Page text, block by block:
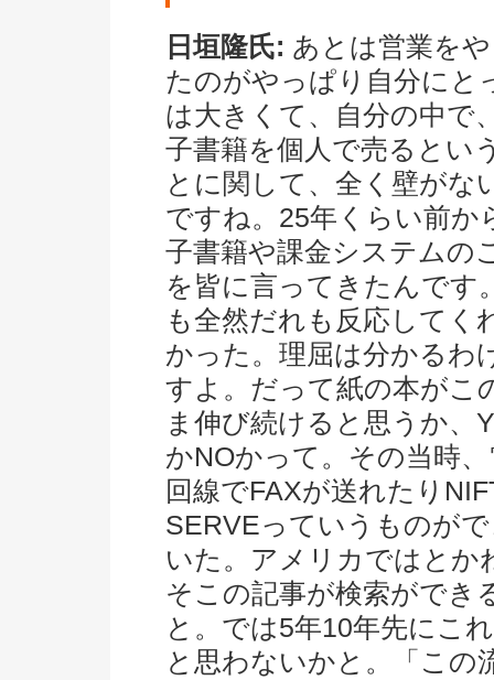
日垣隆氏: あとは営業を
たのがやっぱり自分にと
は大きくて、自分の中で
子書籍を個人で売るとい
とに関して、全く壁がな
ですね。25年くらい前か
子書籍や課金システムの
を皆に言ってきたんです
も全然だれも反応してく
かった。理屈は分かるわ
すよ。だって紙の本がこ
ま伸び続けると思うか、
かNOかって。その当時、
回線でFAXが送れたり
SERVEっていうものが
いた。アメリカではとか
そこの記事が検索ができ
と。では5年10年先にこ
と思わないかと。「この